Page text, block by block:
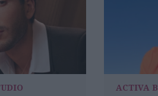
ACTIVA